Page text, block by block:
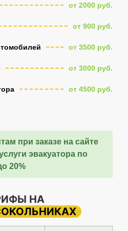
от 2000 руб.
от 900 руб.
от 3500 руб.
от 3000 руб.
от 4500 руб.
при заказе на сайте
эвакуатора по
20%
НА